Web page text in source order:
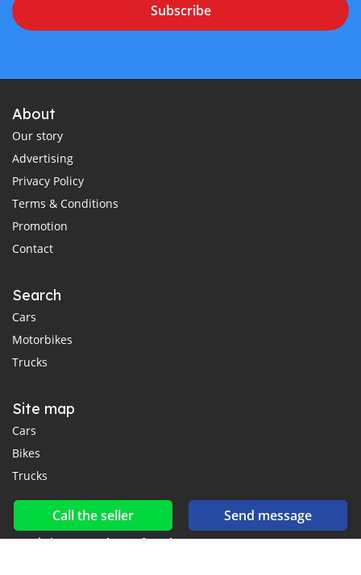
Call the seller Send message
Subscribe
About
Our story
Advertising
Privacy Policy
Terms & Conditions
Promotion
Contact
Search
Cars
Motorbikes
Trucks
Site map
Cars
Bikes
Trucks
Social networks & feeds